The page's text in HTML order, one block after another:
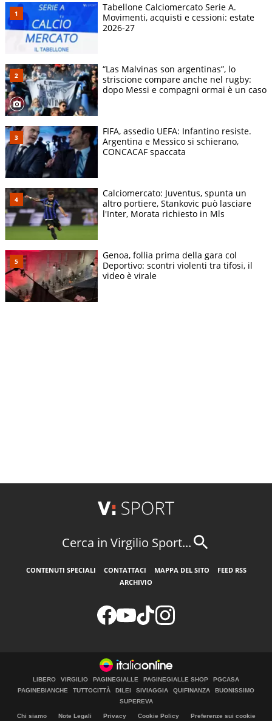
Tabellone Calciomercato Serie A.
Movimenti, acquisti e cessioni: estate
2026-27
“Las Malvinas son argentinas”, lo
striscione compare anche nel rugby:
dopo Messi e compagni ormai è un caso
FIFA, assedio UEFA: Infantino resiste.
Argentina e Messico si schierano,
CONCACAF spaccata
Calciomercato: Juventus, spunta un
altro portiere, Stankovic può lasciare
l'Inter, Morata richiesto in Mls
Genoa, follia prima della gara col
Deportivo: scontri violenti tra tifosi, il
video è virale
Cerca in Virgilio Sport...
CONTENUTI SPECIALI CONTATTACI MAPPA DEL SITO
FEED RSS
ARCHIVIO
LIBERO VIRGILIO PAGINEGIALLE PAGINEGIALLE SHOP
PGCASA
PAGINEBIANCHE
TUTTOCITTÀ DILEI SIVIAGGIA QUIFINANZA
BUONISSIMO
SUPEREVA
Chi siamo Note Legali Privacy Cookie Policy Preferenze sui cookie